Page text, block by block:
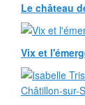
Le château
Vix et